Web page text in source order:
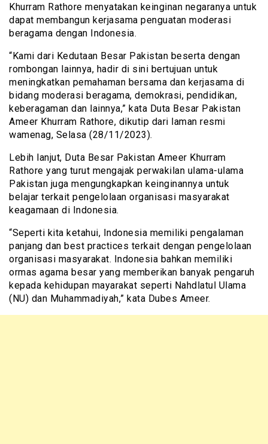
Khurram Rathore menyatakan keinginan negaranya untuk
dapat membangun kerjasama penguatan moderasi
beragama dengan Indonesia.
“Kami dari Kedutaan Besar Pakistan beserta dengan
rombongan lainnya, hadir di sini bertujuan untuk
meningkatkan pemahaman bersama dan kerjasama di
bidang moderasi beragama, demokrasi, pendidikan,
keberagaman dan lainnya,” kata Duta Besar Pakistan
Ameer Khurram Rathore, dikutip dari laman resmi
wamenag, Selasa (28/11/2023).
Lebih lanjut, Duta Besar Pakistan Ameer Khurram
Rathore yang turut mengajak perwakilan ulama-ulama
Pakistan juga mengungkapkan keinginannya untuk
belajar terkait pengelolaan organisasi masyarakat
keagamaan di Indonesia.
“Seperti kita ketahui, Indonesia memiliki pengalaman
panjang dan best practices terkait dengan pengelolaan
organisasi masyarakat. Indonesia bahkan memiliki
ormas agama besar yang memberikan banyak pengaruh
kepada kehidupan mayarakat seperti Nahdlatul Ulama
(NU) dan Muhammadiyah,” kata Dubes Ameer.